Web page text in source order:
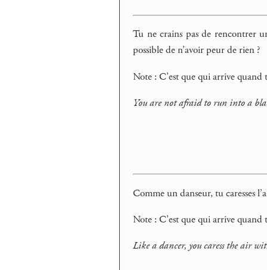
Tu ne crains pas de rencontrer
possible de n’avoir peur de rien ?
Note : C’est que qui arrive
You are not afraid to run into a
Comme un danseur, tu caresses
Note : C’est que qui arrive
Like a dancer, you caress the air